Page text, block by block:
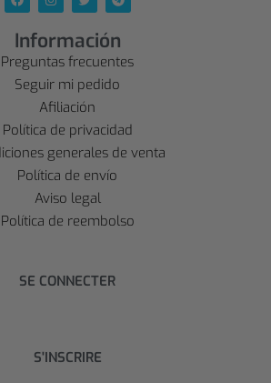
Información
Preguntas frecuentes
Seguir mi pedido
Afiliación
Política de privacidad
generales de venta
Política de envío
Aviso legal
Política de reembolso
SE CONNECTER
S'INSCRIRE